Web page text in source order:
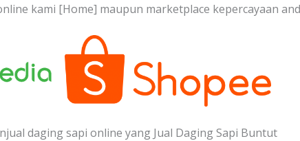
kami [Home] maupun marketplace kepercayaan
daging sapi online yang Jual Daging Sapi Buntut